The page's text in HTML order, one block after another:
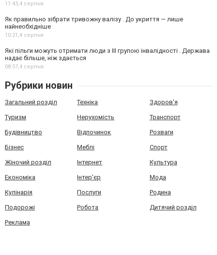
11:43,4 серпня
Як правильно зібрати тривожну валізу . До укриття — лише
найнеобхідніше
10:21,4 серпня
Які пільги можуть отримати люди з III групою інвалідності . Держава
надає більше, ніж здається
08:57,4 серпня
Рубрики новин
Загальний розділ Техніка Здоров'я
Туризм Нерухомість Транспорт
Будівництво Відпочинок Розваги
Бізнес Меблі Спорт
Жіночий розділ Інтернет Культура
Економіка Інтер'єр Мода
Кулінарія Послуги Родина
Подорожі Робота Дитячий розділ
Реклама